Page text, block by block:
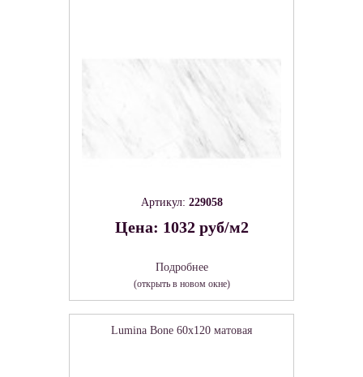
Артикул: 229058
Цена: 1032 руб/м2
Подробнее
(открыть в новом окне)
Lumina Bone 60х120 матовая